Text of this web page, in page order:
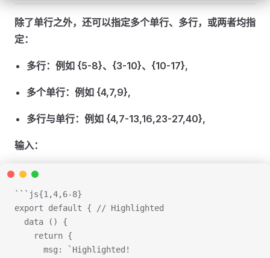
除了单行之外，还可以指定多个单行、多行，或两者均指
定：
多行：例如 {5-8}、{3-10}、{10-17},
多个单行：例如 {4,7,9},
多行与单行：例如 {4,7-13,16,23-27,40},
输入：
```js{1,4,6-8}
export default { // Highlighted
  data () {
    return {
      msg: `Highlighted!